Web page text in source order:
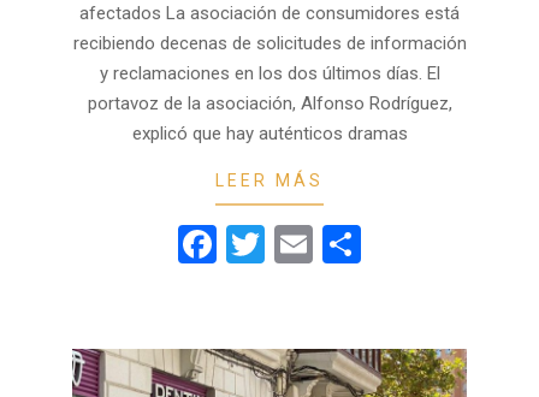
afectados La asociación de consumidores está
recibiendo decenas de solicitudes de información
y reclamaciones en los dos últimos días. El
portavoz de la asociación, Alfonso Rodríguez,
explicó que hay auténticos dramas
LEER MÁS
Facebook
Twitter
Email